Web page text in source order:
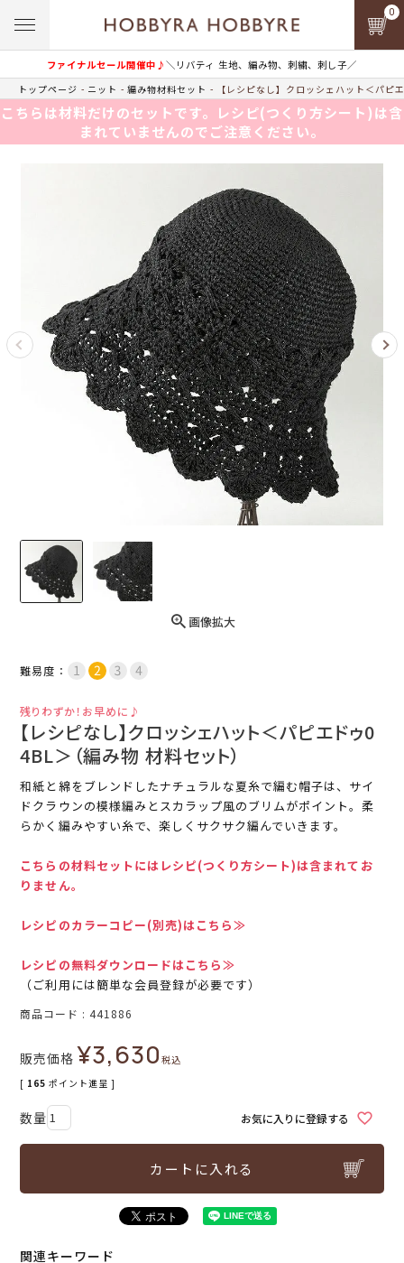
ファイナルセール開催中♪＼リバティ 生地、編み物、刺繍、刺し子／
0
トップページ ニット 編み物材料セット 【レシピなし】クロッシェハット＜パピ
こちらは材料だけのセットです。レシピ(つくり方シート)は含
まれていませんのでご注意ください。
画像拡大
難易度：
残りわずか！お早めに♪
【レシピなし】クロッシェハット＜パピエドゥ0
4BL＞（編み物 材料セット）
和紙と綿をブレンドしたナチュラルな夏糸で編む帽子は、サイ
ドクラウンの模様編みとスカラップ風のブリムがポイント。柔
らかく編みやすい糸で、楽しくサクサク編んでいきます。
こちらの材料セットにはレシピ(つくり方シート)は含まれてお
りません。
レシピのカラーコピー(別売)はこちら≫
レシピの無料ダウンロードはこちら≫
（ご利用には簡単な会員登録が必要です）
商品コード 441886
販売価格 ¥3,630税込
[ 165 ポイント進呈 ]
お気に入りに登録する
カートに入れる
関連キーワード